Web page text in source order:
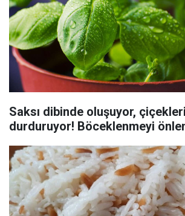
Saksı dibinde oluşuyor,
durduruyor! Böceklenmeyi